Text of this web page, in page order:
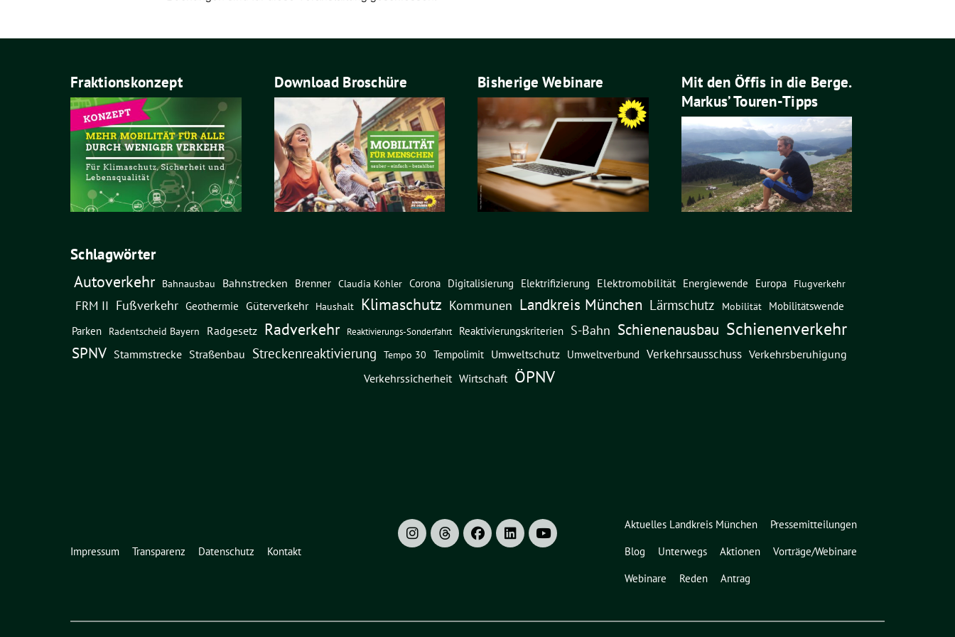
Fraktionskonzept Download Broschüre Bisherige Webinare
Mit den Öffis in die Berge.
Markus’ Touren-Tipps
Schlagwörter
Autoverkehr Bahnausbau Bahnstrecken Brenner Claudia Köhler Corona Digitalisierung Elektrifizierung Elektromobilität Energiewende Europa Flugverkehr
FRM II Fußverkehr Geothermie Güterverkehr Haushalt Klimaschutz Kommunen Landkreis München Lärmschutz Mobilität
Mobilitätswende
Parken
Radentscheid Bayern Radgesetz Radverkehr Reaktivierungs-Sonderfahrt Reaktivierungskriterien S-Bahn Schienenausbau Schienenverkehr
SPNV Stammstrecke Straßenbau Streckenreaktivierung Tempo 30 Tempolimit Umweltschutz Umweltverbund Verkehrsausschuss Verkehrsberuhigung
Verkehrssicherheit Wirtschaft ÖPNV
Impressum Transparenz Datenschutz Kontakt
Aktuelles Landkreis München
Pressemitteilungen
Blog
Unterwegs Aktionen
Vorträge/Webinare
Webinare
Reden Antrag